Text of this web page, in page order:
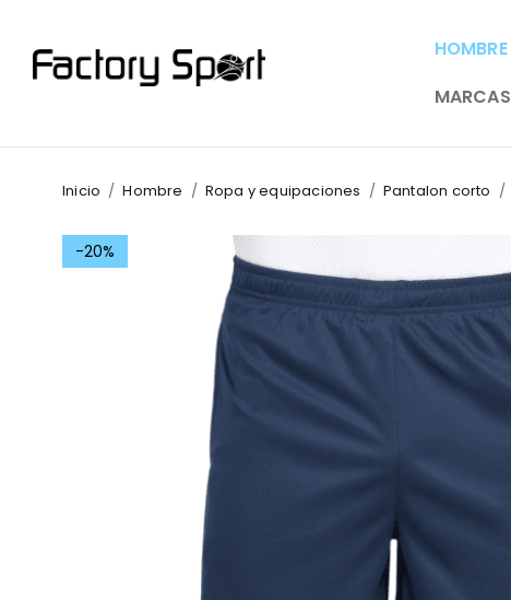
HOMBRE
MARCAS
Inicio / Hombre / Ropa y equipaciones / Pantalon corto /
-20%